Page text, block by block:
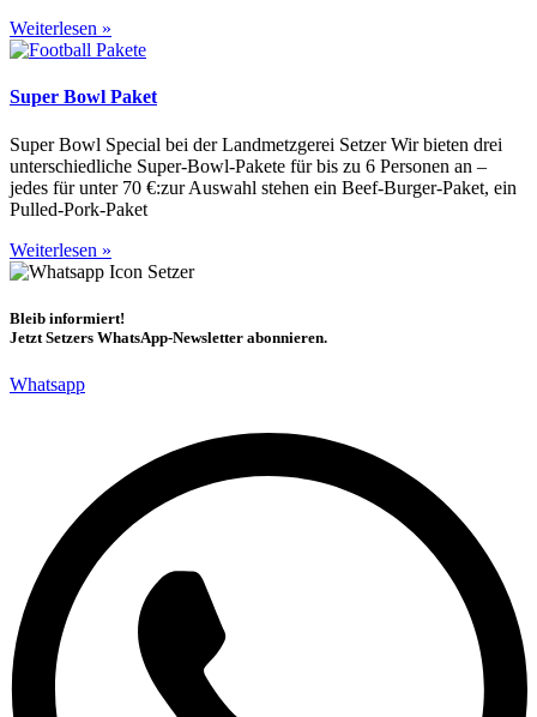
Weiterlesen »
Super Bowl Paket
Super Bowl Special bei der Landmetzgerei Setzer Wir bieten drei
unterschiedliche Super-Bowl-Pakete für bis zu 6 Personen an –
jedes für unter 70 €:zur Auswahl stehen ein Beef-Burger-Paket, ein
Pulled-Pork-Paket
Weiterlesen »
Bleib informiert!
Jetzt Setzers WhatsApp-Newsletter abonnieren.
Whatsapp